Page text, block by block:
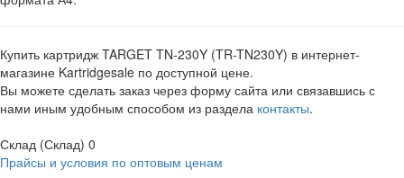
Купить картридж TARGET TN-230Y (TR-TN230Y) в интернет-
магазине Kartridgesale по доступной цене.
Вы можете сделать заказ через форму сайта или связавшись с
нами иным удобным способом из раздела контакты.
Склад (Склад) 0
Прайсы и условия по оптовым ценам